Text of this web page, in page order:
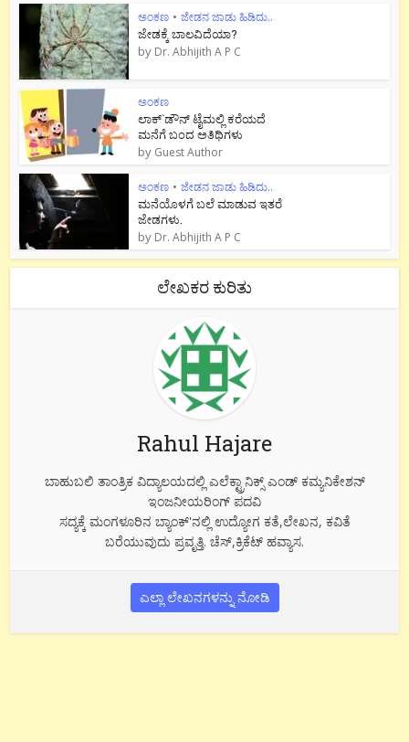
ಅಂಕಣ • ಜೇಡನ ಜಾಡು ಹಿಡಿದು..
ಜೇಡಕ್ಕೆ ಬಾಲವಿದೆಯಾ?
by Dr. Abhijith A P C
ಅಂಕಣ
ಲಾಕ್`ಡೌನ್ ಟೈಮಲ್ಲಿ ಕರೆಯದೆ
ಮನೆಗೆ ಬಂದ ಅತಿಥಿಗಳು
by Guest Author
ಅಂಕಣ • ಜೇಡನ ಜಾಡು ಹಿಡಿದು..
ಮನೆಯೊಳಗೆ ಬಲೆ ಮಾಡುವ ಇತರೆ
ಜೇಡಗಳು.
by Dr. Abhijith A P C
ಲೇಖಕರ ಕುರಿತು
Rahul Hajare
ಬಾಹುಬಲಿ ತಾಂತ್ರಿಕ ವಿದ್ಯಾಲಯದಲ್ಲಿ ಎಲೆಕ್ಟ್ರಾನಿಕ್ಸ್ ಎಂಡ್ ಕಮ್ಯನಿಕೇಶನ್
ಇಂಜನೀಯರಿಂಗ್ ಪದವಿ
ಸದ್ಯಕ್ಕೆ ಮಂಗಳೂರಿನ ಬ್ಯಾಂಕ್'ನಲ್ಲಿ ಉದ್ಯೋಗ ಕತೆ,ಲೇಖನ, ಕವಿತೆ
ಬರೆಯುವುದು ಪ್ರವೃತ್ತಿ. ಚೆಸ್,ಕ್ರಿಕೆಟ್ ಹವ್ಯಾಸ.
ಎಲ್ಲಾ ಲೇಖನಗಳನ್ನು ನೋಡಿ